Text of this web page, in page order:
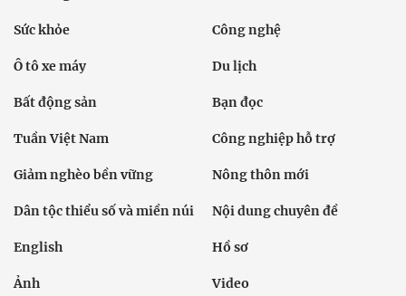
Sức khỏe Công nghệ
Ô tô xe máy Du lịch
Bất động sản Bạn đọc
Tuần Việt Nam Công nghiệp hỗ trợ
Giảm nghèo bền vững Nông thôn mới
Dân tộc thiểu số và miền núi Nội dung chuyên đề
English Hồ sơ
Ảnh Video